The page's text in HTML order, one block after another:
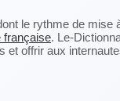
le rythme de mise
française. Le-
et offrir aux